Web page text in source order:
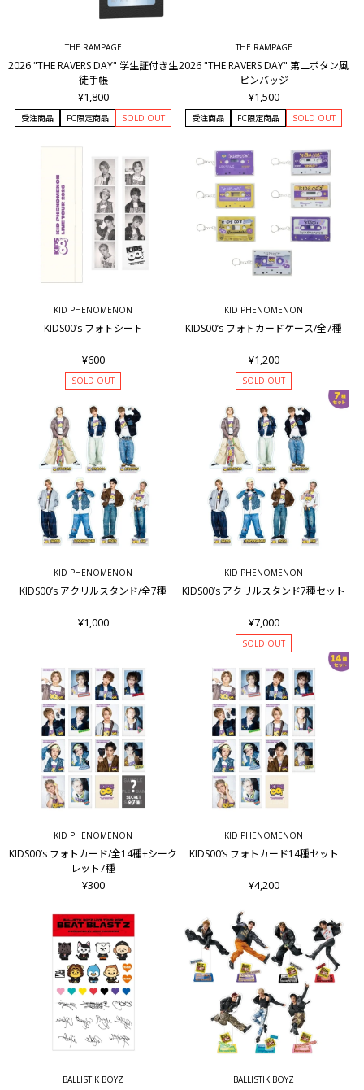
THE RAMPAGE
2026 "THE RAVERS DAY" 学生証付き生
徒手帳
¥1,800
受注商品 FC限定商品 SOLD OUT
THE RAMPAGE
2026 "THE RAVERS DAY" 第二ボタン風
ピンバッジ
¥1,500
受注商品 FC限定商品 SOLD OUT
KID PHENOMENON
KIDS00’s フォトシート
¥600
SOLD OUT
KID PHENOMENON
KIDS00’s フォトカードケース/全7種
¥1,200
SOLD OUT
KID PHENOMENON
KIDS00’s アクリルスタンド/全7種
¥1,000
KID PHENOMENON
KIDS00’s アクリルスタンド7種セット
¥7,000
SOLD OUT
KID PHENOMENON
KIDS00’s フォトカード/全14種+シーク
レット7種
¥300
KID PHENOMENON
KIDS00’s フォトカード14種セット
¥4,200
BALLISTIK BOYZ BALLISTIK BOYZ